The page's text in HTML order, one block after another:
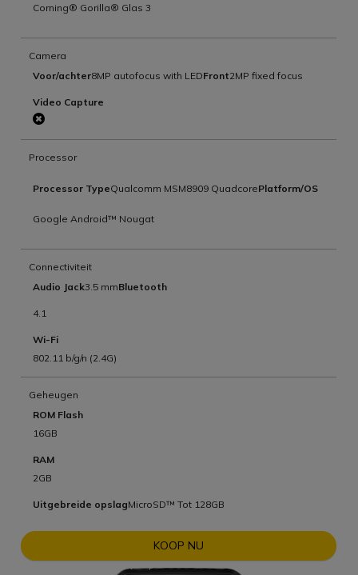
Corning® Gorilla® Glas 3
Camera
Voor/achter8MP autofocus with LEDFront2MP fixed focus
Video Capture
Processor
Processor TypeQualcomm MSM8909 QuadcorePlatform/OS
Google Android™ Nougat
Connectiviteit
Audio Jack3.5 mmBluetooth
4.1
Wi-Fi
802.11 b/g/n (2.4G)
Geheugen
ROM Flash
16GB
RAM
2GB
Uitgebreide opslagMicroSD™ Tot 128GB
KOOP NU